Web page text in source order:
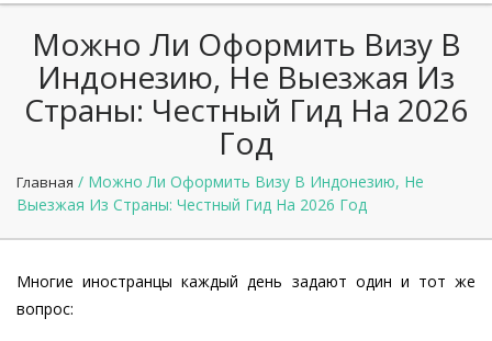
Можно Ли Оформить Визу В
Индонезию, Не Выезжая Из
Страны: Честный Гид На 2026
Год
Главная / Можно Ли Оформить Визу В Индонезию, Не
Выезжая Из Страны: Честный Гид На 2026 Год
Многие иностранцы каждый день задают один и тот же
вопрос: